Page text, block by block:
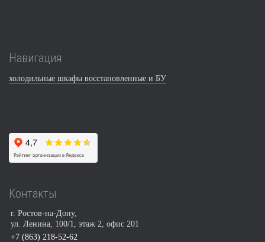
Навигация
холодильные шкафы восстановленные и БУ
Контакты
г. Ростов-на-Дону,
ул. Ленина, 100/1, этаж 2, офис 201
+7 (863) 218-52-62